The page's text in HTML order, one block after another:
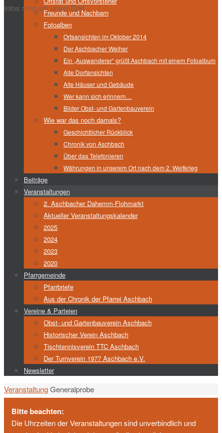
Infos rund um unser Dorf
Freunde und Nachbarn
Fotoalben
Ortsansichten im Oktober 2014
Der Aschbacher Weiher
Ein „Auswanderer“ grüßt Aschbach mit einem Fotoalbum
Alte Dorfansichten
Alte Häuser und Gebäude
Wer kann sich erinnern…
Bilder Obst- und Gartenbauverein
Wie war das noch damals?
Geschichtlicher Rückblick
Chronik von Aschbach
Über das Telefonieren
Währungen in unserem Ort nach dem 2. Weltkrieg
Beiträge
Veranstaltungen
2. Aschbacher Dahemm-Flohmarkt
Aktueller Veranstaltungskalender
2025
2024
2023
2020
Pfarrgemeinde
Pfarrbriefe
Aus der Chronik der Pfarrei Aschbach
Vereine & Parteien
Obst- und Gartenbauverein Aschbach
Historischer Verein Aschbach
Tischtennisverein TTC Aschbach
Der Turnverein 1977 Aschbach e.V.
Newsletter
Start
VeranstaltungGeneralprobe
Bitte beachten:
Die Uhrzeiten der Veranstaltungen sind unverbindlich und